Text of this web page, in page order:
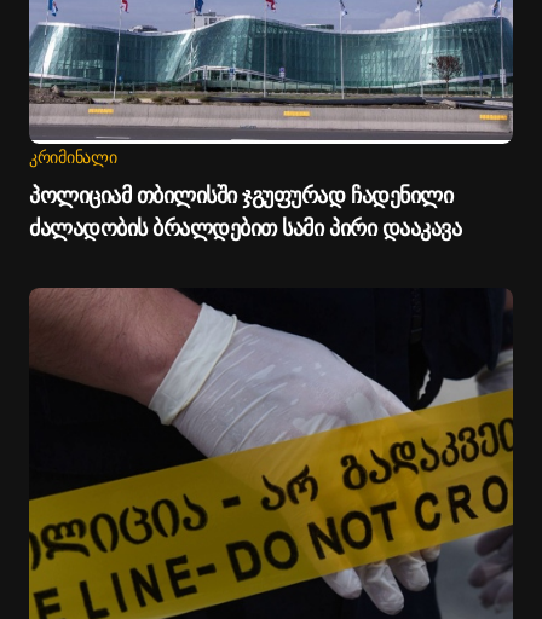
ᲙᲠᲘᲛᲘᲜᲐᲚᲘ
პოლიციამ თბილისში ჯგუფურად ჩადენილი
ძალადობის ბრალდებით სამი პირი დააკავა